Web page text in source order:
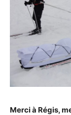
Merci à Régis,